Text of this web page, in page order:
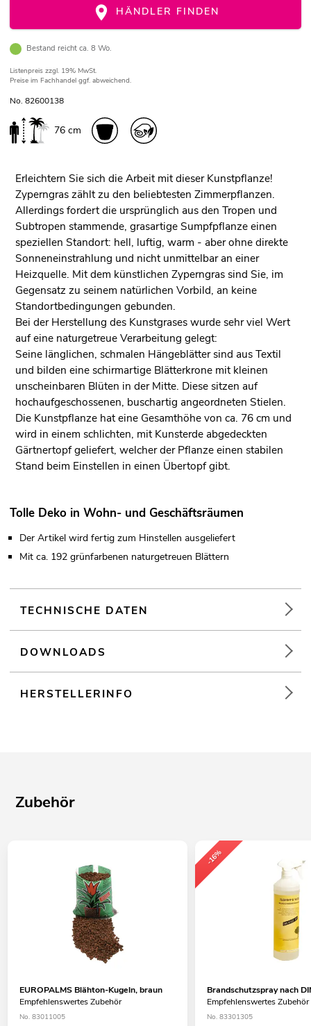
HÄNDLER FINDEN
Bestand reicht ca. 8 Wo.
Listenpreis zzgl. 19% MwSt.
Preise im Fachhandel ggf. abweichend.
No. 82600138
76 cm
Erleichtern Sie sich die Arbeit mit dieser Kunstpflanze!
Zyperngras zählt zu den beliebtesten Zimmerpflanzen.
Allerdings fordert die ursprünglich aus den Tropen und
Subtropen stammende, grasartige Sumpfpflanze einen
speziellen Standort: hell, luftig, warm - aber ohne direkte
Sonneneinstrahlung und nicht unmittelbar an einer
Heizquelle. Mit dem künstlichen Zyperngras sind Sie, im
Gegensatz zu seinem natürlichen Vorbild, an keine
Standortbedingungen gebunden.
Bei der Herstellung des Kunstgrases wurde sehr viel Wert
auf eine naturgetreue Verarbeitung gelegt:
Seine länglichen, schmalen Hängeblätter sind aus Textil
und bilden eine schirmartige Blätterkrone mit kleinen
unscheinbaren Blüten in der Mitte. Diese sitzen auf
hochaufgeschossenen, buschartig angeordneten Stielen.
Die Kunstpflanze hat eine Gesamthöhe von ca. 76 cm und
wird in einem schlichten, mit Kunsterde abgedeckten
Gärtnertopf geliefert, welcher der Pflanze einen stabilen
Stand beim Einstellen in einen Übertopf gibt.
Tolle Deko in Wohn- und Geschäftsräumen
Der Artikel wird fertig zum Hinstellen ausgeliefert
Mit ca. 192 grünfarbenen naturgetreuen Blättern
TECHNISCHE DATEN
DOWNLOADS
HERSTELLERINFO
Zubehör
EUROPALMS Blähton-Kugeln, braun
Empfehlenswertes Zubehör
No. 83011005
-16%
Brandschutzspray nach
Empfehlenswertes Zubehör
No. 83301305